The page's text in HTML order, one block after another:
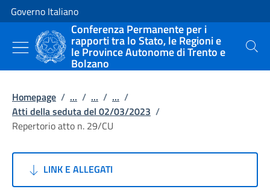
Vai al contenuto
Vai alla navigazione del sito
Governo Italiano
Conferenza Permanente per i
rapporti tra lo Stato, le Regioni e
le Province Autonome di Trento e
Bolzano
Cerca
Homepage / ... / ... / ... /
Atti della seduta del 02/03/2023 /
Repertorio atto n. 29/CU
LINK E ALLEGATI